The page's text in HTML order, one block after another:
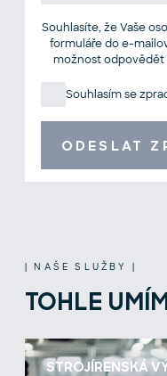
Souhlasíte, že Vaše
formuláře do e-
možnost odpovědět
Souhlasím se
ODESLAT
| NAŠE SLUŽBY |
TOHLE
STROJÍRENSKÁ